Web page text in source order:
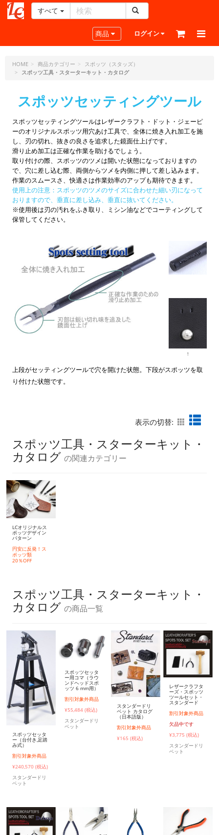
ー
ラ
フ
ト・
ジ
ェ
ー
ピ
ー
すべて
Toggle navigation
商品 ログイン
HOME 商品カテゴリー
スポッツ（スタッズ）
スポッツ工具・スターターキット・カタログ
スポッツセッティングツール
スポッツセッティングツールはレザークラフト・ドット・ジェーピ
ーのオリジナルスポッツ用穴あけ工具で、全体に焼き入れ加工を施
し、刃の切れ、抜きの良さを追求した鏡面仕上げです。
滑り止め加工は正確な作業を助けるでしょう。
取り付けの際、スポッツのツメは開いた状態になっておりますの
で、穴に差し込む際、両側からツメを内側に押して差し込みます。
作業のスムースさ、快適さは作業効率のアップも期待できます。
使用上の注意：スポッツのツメのサイズに合わせた細い刃になって
おりますので、垂直に差し込み、垂直に抜いてください。
※使用後は刃の汚れをふき取り、ミシン油などでコーティングして
保管してください。
↑
上段がセッティングツールで穴を開けた状態。下段がスポッツを取
り付けた状態です。
表示の切替:
スポッツ工具・スターターキット・
カタログ の関連カテゴリー
LCオリジナルス
ポッツデザイン
パターン
円安に反発！ス
ポッツ類
20％OFF
スポッツ工具・スターターキット・
カタログ の商品一覧
スポッツセッタ
ー（台付き,足踏
み式）
割引対象外商品
¥240,570 (税込)
スタンダードリ
ベット
スポッツセッタ
ー用コマ（ラウ
ンドヘッドスポ
ッツ 6 mm用）
割引対象外商品
¥55,484 (税込)
スタンダードリ
ベット
スタンダードリ
ベット カタログ
（日本語版）
割引対象外商品
¥165 (税込)
レザークラフタ
ーズ・スポッツ
ツールセット・
スタンダード
割引対象外商品
欠品中です
¥3,775 (税込)
スタンダードリ
ベット